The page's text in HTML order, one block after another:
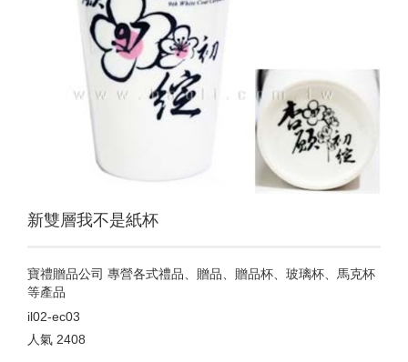
新雙層我不是紙杯
寶禮贈品公司 專營各式禮品、贈品、贈品杯、玻璃杯、馬克杯
等產品
il02-ec03
人氣 2408